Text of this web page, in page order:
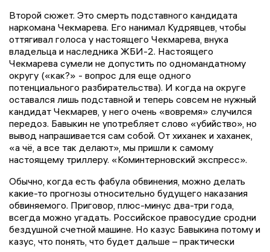
Второй сюжет. Это смерть подставного кандидата
наркомана Чекмарева. Его нанимал Кудрявцев, чтобы
оттягивал голоса у настоящего Чекмарева, внука
владельца и наследника ЖБИ-2. Настоящего
Чекмарева сумели не допустить по одномандатному
округу («как?» - вопрос для еще одного
потенциального разбирательства). И когда на округе
оставался лишь подставной и теперь совсем не нужный
кандидат Чекмарев, у него очень «вовремя» случился
передоз. Бавыкин не употребляет слово «убийство», но
вывод напрашивается сам собой. От хиханек и хаханек,
«а чё, а все так делают», мы пришли к самому
настоящему триллеру. «Коминтерновский экспресс».
Обычно, когда есть фабула обвинения, можно делать
какие-то прогнозы относительно будущего наказания
обвиняемого. Приговор, плюс-минус два-три года,
всегда можно угадать. Российское правосудие сродни
бездушной счетной машине. Но казус Бавыкина потому и
казус, что понять, что будет дальше – практически